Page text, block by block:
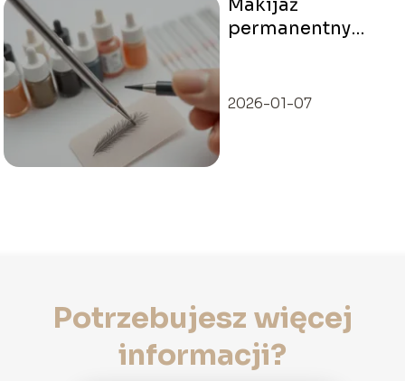
Makijaż
permanentny
warto wiedzieć?
2026-01-07
Potrzebujesz więcej
informacji?